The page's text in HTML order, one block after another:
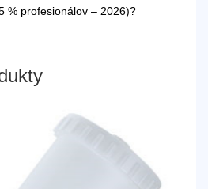
% profesionálov – 2026)?